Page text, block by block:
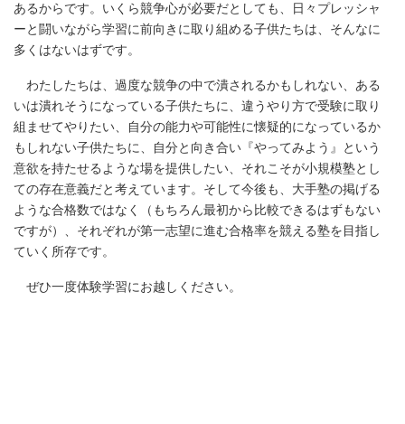
あるからです。いくら競争心が必要だとしても、日々プレッシャ
ーと闘いながら学習に前向きに取り組める子供たちは、そんなに
多くはないはずです。
わたしたちは、過度な競争の中で潰されるかもしれない、ある
いは潰れそうになっている子供たちに、違うやり方で受験に取り
組ませてやりたい、自分の能力や可能性に懐疑的になっているか
もしれない子供たちに、自分と向き合い『やってみよう』という
意欲を持たせるような場を提供したい、それこそが小規模塾とし
ての存在意義だと考えています。そして今後も、大手塾の掲げる
ような合格数ではなく（もちろん最初から比較できるはずもない
ですが）、それぞれが第一志望に進む合格率を競える塾を目指し
ていく所存です。
ぜひ一度体験学習にお越しください。